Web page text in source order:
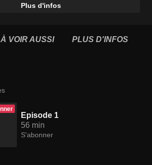
Plus d'infos
À VOIR AUSSI PLUS D'INFOS
Episode 1
56 min
S'abonner